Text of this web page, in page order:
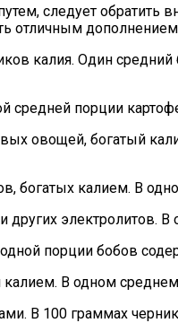
следует
отличным
калия. Один
средней порции
овощей, богатый
богатых калием. В
других электролитов.
порции бобов
В одном
В 100 граммах